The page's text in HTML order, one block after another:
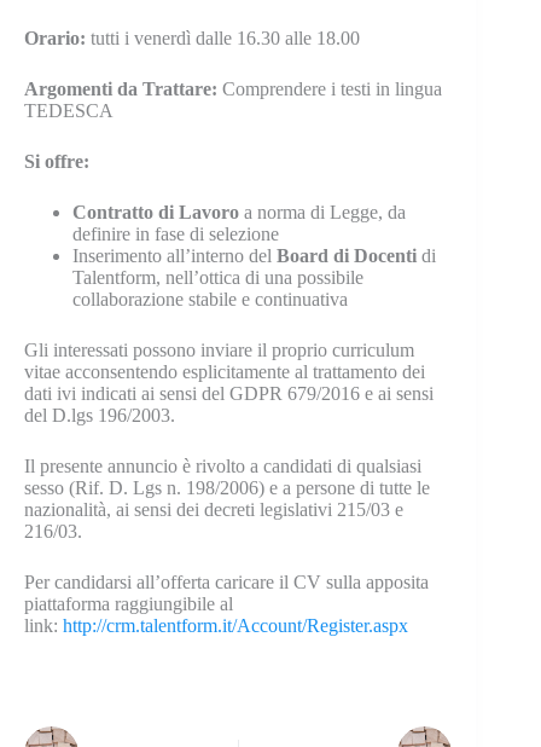
Orario: tutti i venerdì dalle 16.30 alle 18.00
Argomenti da Trattare: Comprendere i testi in lingua
TEDESCA
Si offre:
Contratto di Lavoro a norma di Legge, da
definire in fase di selezione
Inserimento all’interno del Board di Docenti di
Talentform, nell’ottica di una possibile
collaborazione stabile e continuativa
Gli interessati possono inviare il proprio curriculum
vitae acconsentendo esplicitamente al trattamento dei
dati ivi indicati ai sensi del GDPR 679/2016 e ai sensi
del D.lgs 196/2003.
Il presente annuncio è rivolto a candidati di qualsiasi
sesso (Rif. D. Lgs n. 198/2006) e a persone di tutte le
nazionalità, ai sensi dei decreti legislativi 215/03 e
216/03.
Per candidarsi all’offerta caricare il CV sulla apposita
piattaforma raggiungibile al
link: http://crm.talentform.it/Account/Register.aspx